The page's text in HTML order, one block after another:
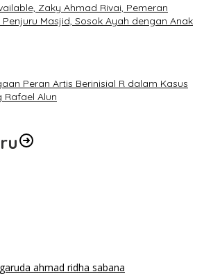
Zaky Ahmad Rivai, Pemeran
Masjid, Sosok Ayah dengan Anak
Peran Artis Berinisial R dalam Kasus
Rafael Alun